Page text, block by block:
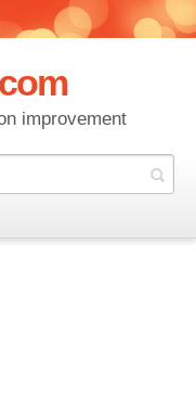
improvement